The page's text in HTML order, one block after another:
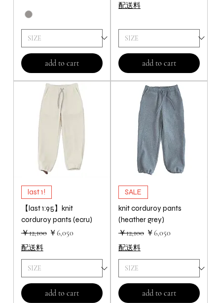
add to cart
配送料
add to cart
last 1!
【last 1:95】knit
corduroy pants (ecru)
通常価格
￥12,100 セール価格
￥6,050
配送料
add to cart
SALE
knit corduroy pants
(heather grey)
通常価格
￥12,100 セール価格
￥6,050
配送料
add to cart